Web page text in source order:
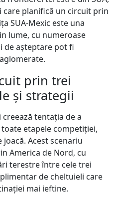
planifică un circuit prin
SUA-Mexic este una
lume, cu numeroase
de așteptare pot fi
prin trei
și strategii
tentația de a
etapele competiției,
Acest scenariu
America de Nord, cu
terestre între cele trei
de cheltuieli care
mai ieftine.